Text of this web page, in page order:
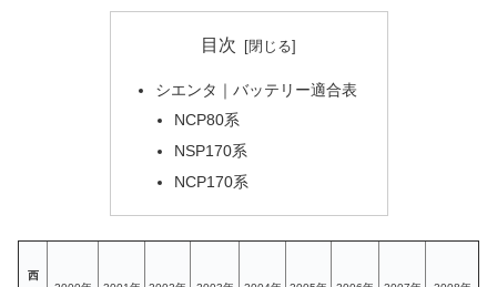
目次
シエンタ｜バッテリー適合表
NCP80系
NSP170系
NCP170系
西